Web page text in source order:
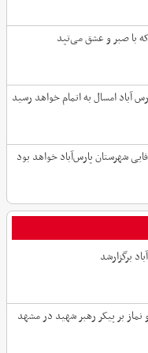
با صبر و عشق می‌تپد
آباد امسال به اتمام خواهد رسید
شهرستان پارس‌آباد خواهد بود
برگزارشد